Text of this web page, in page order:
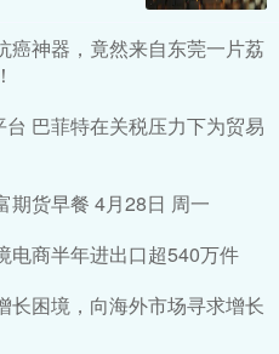
癌神器，竟然来自东莞一片荔
巴菲特在关税压力下为贸易
期货早餐 4月28日 周一
电商半年进出口超540万件
长困境，向海外市场寻求增长